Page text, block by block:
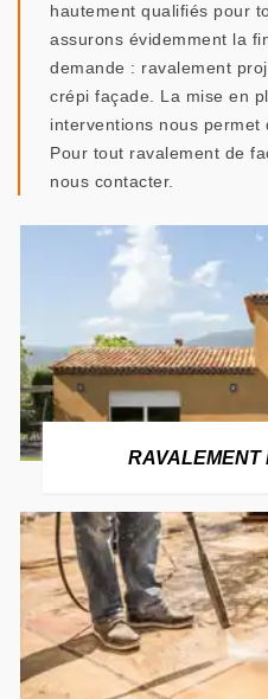
hautement qualifiés pour
assurons évidemment la
demande : ravalement
crépi façade. La mise en
interventions nous permet
Pour tout ravalement de
nous contacter.
RAVALEMENT